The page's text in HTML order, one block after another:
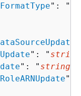
": "
": " string
": " string
":